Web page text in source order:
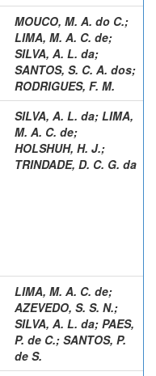
MOUCO, M. A. do C.;
LIMA, M. A. C. de;
SILVA, A. L. da;
SANTOS, S. C. A. dos;
RODRIGUES, F. M.
SILVA, A. L. da; LIMA,
M. A. C. de;
HOLSHUH, H. J.;
TRINDADE, D. C. G. da
LIMA, M. A. C. de;
AZEVEDO, S. S. N.;
SILVA, A. L. da; PAES,
P. de C.; SANTOS, P.
de S.